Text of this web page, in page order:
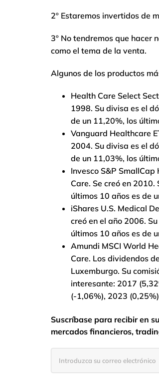
2º Estaremos invertidos de
3º No tendremos que hacer
como el tema de la venta.
Algunos de los productos
Health Care Select
1998. Su divisa es el
de un 11,20%, los
Vanguard Healthcare
2004. Su divisa es el
de un 11,03%, los
Invesco S&P
Care. Se creó en
últimos 10 años es de
iShares U.S. Medical
creó en el año 2006.
últimos 10 años es de
Amundi MSCI World
Care. Los dividendos
Luxemburgo. Su
interesante: 2017
(-1,06%), 2023
Suscríbase para recibir en
mercados financieros,